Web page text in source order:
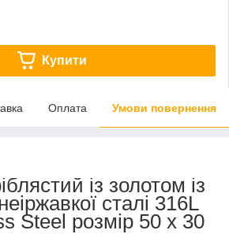
Купити
Оплата Умови повернення
із золотом із
сталі 316L
Steel розмір 50 х 30